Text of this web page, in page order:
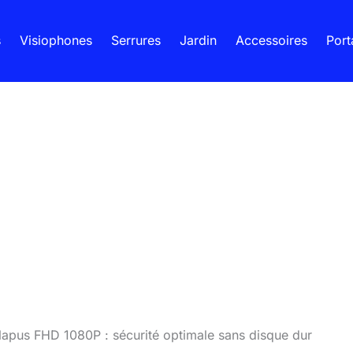
Visiophones Serrures Jardin Accessoires
FHD 1080P : sécurité optimale sans disque dur